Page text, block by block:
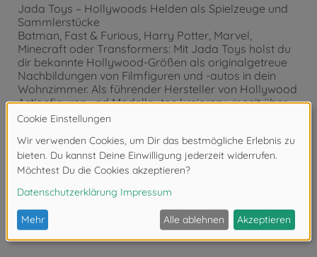
Jada Toys – Hollywoods Helden als Spielzeuge und
Sammlerstücke
Batman, Fast & Furious, Harry Potter, Marvel,
Minecraft oder Transformers: Mit Jada Toys holst du
dir bekannte Hollywood-Größen als originalgetreue
Nachbildungen von Filmfiguren und -autos in dein
Wohnzimmer. Als führender Hersteller von Hollywood
Actionfiguren und Modellautos kreieren wir seit über
20 Jahren hochwertige, detailgetreue Sammlerstücke
für Kinder und Erwachsene.
Achtung!Nicht geeignet für Kinder unter 3